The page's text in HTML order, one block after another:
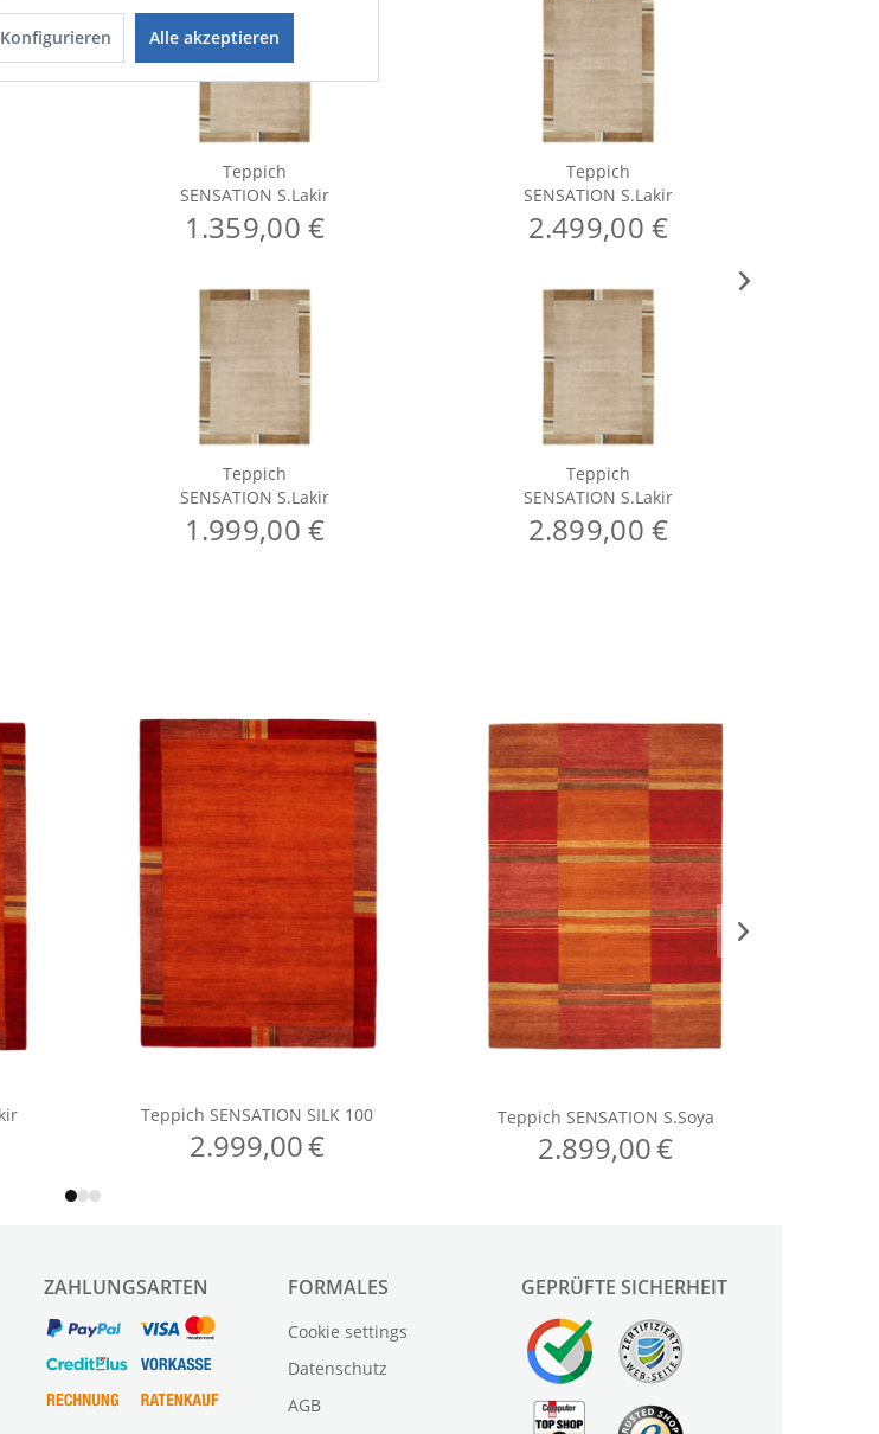
Teppich
SENSATION S.Lakir
1.359,00 €
Teppich
SENSATION S.Lakir
1.999,00 €
Teppich
SENSATION S.Lakir
2.499,00 €
Teppich
SENSATION S.Lakir
2.899,00 €
ZAHLUNGSARTEN FORMALES
Cookie settings
Datenschutz
AGB
GEPRÜFTE SICHERHEIT
Konfigurieren Alle akzeptieren